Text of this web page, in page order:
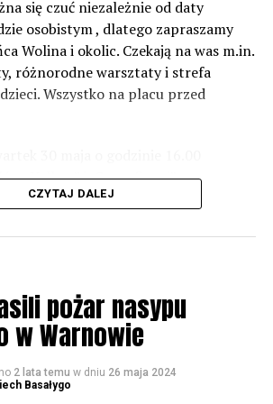
nie będzie tych przekroczonych
hałasu, no to nie możemy nic
normy – 61 i 56 decybeli –
się czuć niezależnie od daty
osobistym , dlatego zapraszamy
Wolina i okolic. Czekają na was m.in.
różnorodne warsztaty i strefa
Wszystko na placu przed
„Yellow” i „Specyficzni”.
CZYTAJ DALEJ
pożar nasypu
w Warnowie
2 lata temu w dniu 26 maja 2024
Basałygo